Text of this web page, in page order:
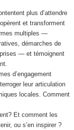
plus d’attendre
et transforment
multiples —
démarches de
— et témoignent
d’engagement
leur articulation
locales. Comment
Et comment les
ou s’en inspirer ?